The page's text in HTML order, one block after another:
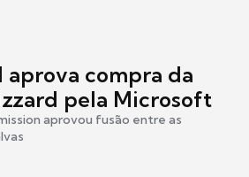
aprova compra da
pela Microsoft
aprovou fusão entre as